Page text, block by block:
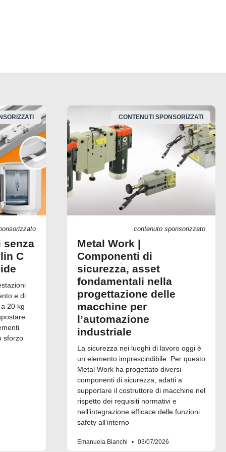
senza
C
e di
20 kg
sforzo
CONTENUTI SPONSORIZZATI
contenuto sponsorizzato
Metal Work |
Componenti di
sicurezza, asset
fondamentali nella
progettazione delle
macchine per
l’automazione
industriale
La sicurezza nei luoghi di lavoro oggi è
un elemento imprescindibile. Per questo
Metal Work ha progettato diversi
componenti di sicurezza, adatti a
supportare il costruttore di macchine nel
rispetto dei requisiti normativi e
nell’integrazione efficace delle funzioni
safety all’interno
Emanuela Bianchi 03/07/2026